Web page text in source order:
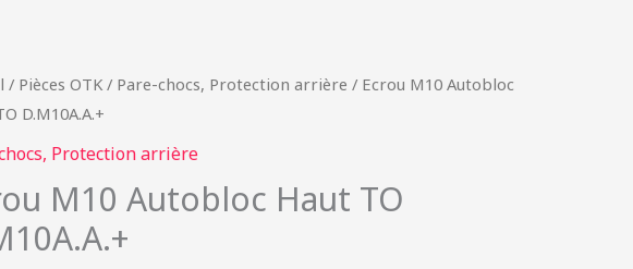
/ Pièces OTK / Pare-chocs, Protection arrière / Ecrou M10 Autobloc
D.M10A.A.+
Protection arrière
M10 Autobloc Haut TO